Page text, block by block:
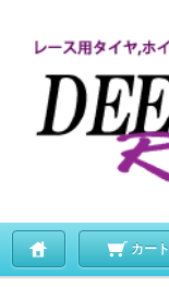
カート